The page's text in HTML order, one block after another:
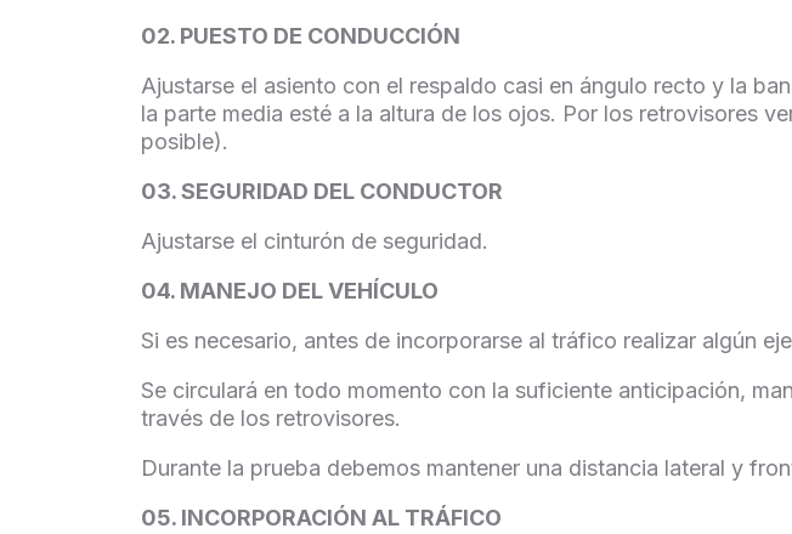
02. PUESTO DE CONDUCCIÓN
Ajustarse el asiento con el respaldo casi en ángulo recto y la
la parte media esté a la altura de los ojos. Por los retrovisores
posible).
03. SEGURIDAD DEL CONDUCTOR
Ajustarse el cinturón de seguridad.
04. MANEJO DEL VEHÍCULO
Si es necesario, antes de incorporarse al tráfico realizar algún
Se circulará en todo momento con la suficiente anticipación,
través de los retrovisores.
Durante la prueba debemos mantener una distancia lateral y
05. INCORPORACIÓN AL TRÁFICO